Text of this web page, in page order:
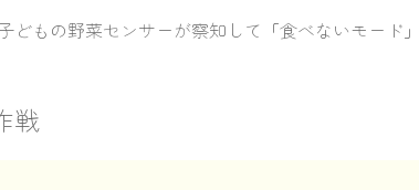
どもの野菜センサーが察知して「食べないモード」
戦